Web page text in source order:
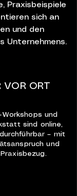
Praxisbeispiele
sich an
und den
Unternehmens.
VOR ORT
Workshops und
sind online,
– mit
und